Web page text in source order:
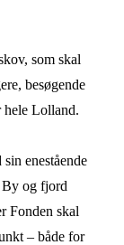
som skal
besøgende
hele Lolland.
enestående
og fjord
Fonden skal
– både for